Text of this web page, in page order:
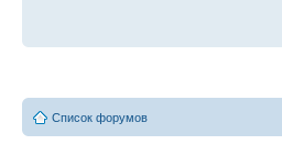
Список форумов